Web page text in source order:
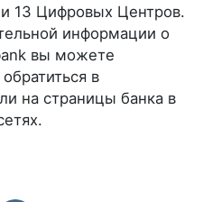
13 Цифровых Центров.
информации о
вы можете
обратиться в
на страницы банка в